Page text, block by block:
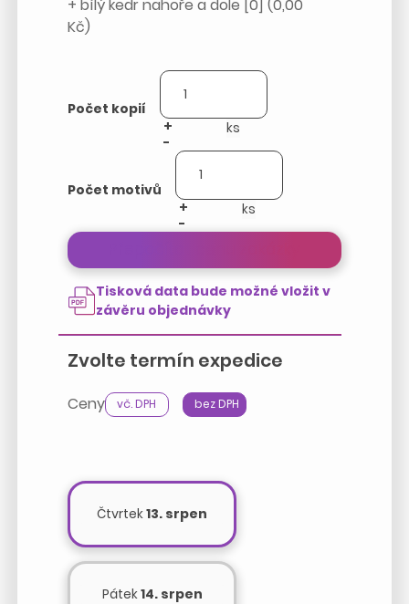
+ bílý kedr nahoře a dole [0] (0,00
Kč)
Počet kopií
+
-
Počet motivů
+
-
Tisková data bude možné vložit v
závěru objednávky
Zvolte termín expedice
Ceny vč. DPH bez DPH
Čtvrtek13. srpen
Pátek14. srpen